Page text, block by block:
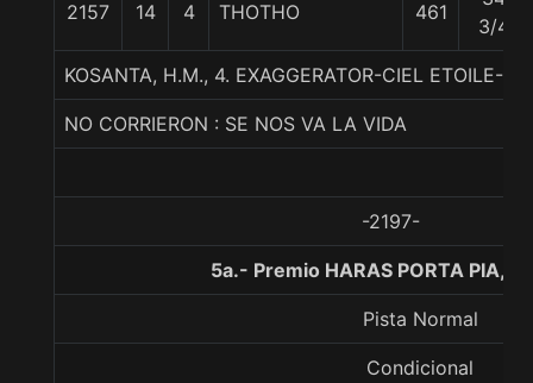
2157 14 4 THOTHO 461
3/4
KOSANTA, H.M., 4. EXAGGERATOR-CIEL ETOILE-
NO CORRIERON : SE NOS VA LA VIDA
-2197-
5a.- Premio HARAS PORTA PIA,
Pista Normal
Condicional